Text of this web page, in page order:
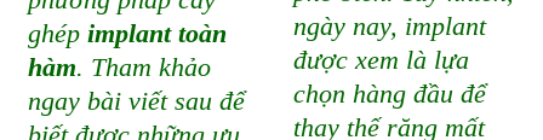
ghép implant toàn
hàm. Tham khảo
ngay bài viết sau để
ngày nay, implant
được xem là lựa
chọn hàng đầu để
thay thế răng mất